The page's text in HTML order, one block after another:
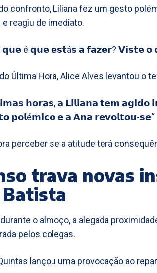
confronto, Liliana fez um gesto
reagiu de imediato.
𝗾𝘂𝗲 é 𝗾𝘂𝗲 𝗲𝘀𝘁á𝘀 𝗮 𝗳𝗮𝘇𝗲𝗿? 𝗩𝗶𝘀𝘁𝗲 𝗼
Última Hora, Alice Alves levantou o
𝗵𝗼𝗿𝗮𝘀, 𝗮 𝗟𝗶𝗹𝗶𝗮𝗻𝗮 𝘁𝗲𝗺
𝗽𝗼𝗹é𝗺𝗶𝗰𝗼 𝗲 𝗮 𝗔𝗻𝗮 𝗿𝗲𝘃𝗼𝗹𝘁𝗼𝘂-𝘀𝗲“
perceber se a atitude terá
trava novas
o almoço, a alegada
pelos colegas.
lançou uma provocação ao